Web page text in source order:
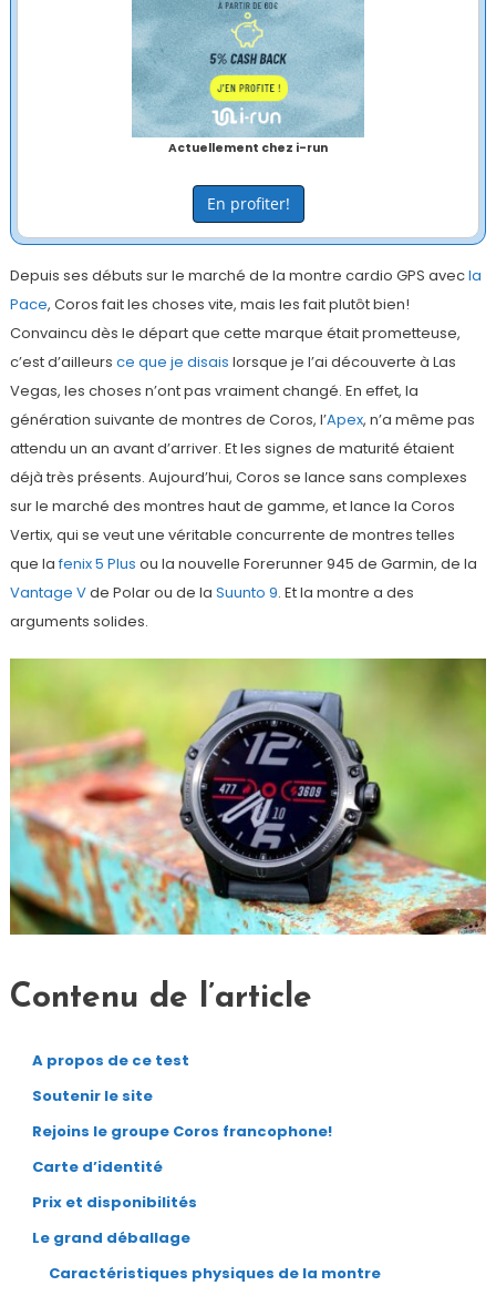
Actuellement chez i-run
En profiter!
Depuis ses débuts sur le marché de la montre cardio GPS avecla
Pace, Coros fait les choses vite, mais les fait plutôt bien!
Convaincu dès le départ que cette marque était prometteuse,
c’est d’ailleurs ce que je disais lorsque je l’ai découverte à Las
Vegas, les choses n’ont pas vraiment changé. En effet, la
génération suivante de montres de Coros, l’Apex, n’a même pas
attendu un an avant d’arriver. Et les signes de maturité étaient
déjà très présents. Aujourd’hui, Coros se lance sans complexes
sur le marché des montres haut de gamme, et lance la Coros
Vertix, qui se veut une véritable concurrente de montres telles
que lafenix 5 Plus ou la nouvelle Forerunner 945 de Garmin, de la
Vantage Vde Polar ou de la Suunto 9. Et la montre a des
arguments solides.
Contenu de l’article
A propos de ce test
Soutenir le site
Rejoins le groupe Coros francophone!
Carte d’identité
Prix et disponibilités
Le grand déballage
Caractéristiques physiques de la montre